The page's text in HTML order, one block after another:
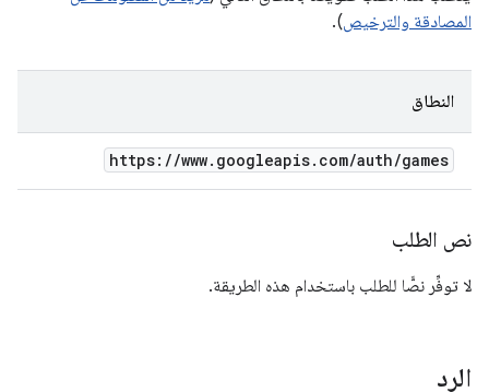
المصادقة والترخيص).
النطاق
https: //www. googleapis. com/auth/games
نص الطلب
لا توفِّر نصًّا للطلب باستخدام هذه الطريقة.
الرد